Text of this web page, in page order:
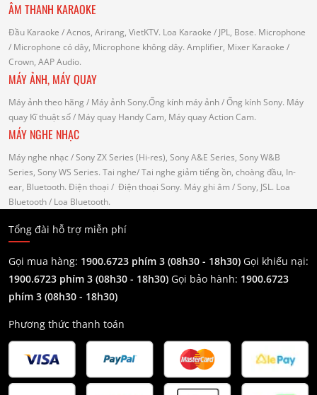
ÂM THANH KARAOKE
Đầu Karaoke / Acnos, Arirang, VietKTV. Loa Karaoke / JPL, Bose. Microphone
/ Microphone có dây, Microphone không dây. Amplifier, Mixer Karaoke /
Crown, AAP Audio.
MÁY ẢNH, MÁY QUAY
Máy ảnh theo hãng / Máy ảnh Sony.Ống kính máy ảnh / Ống kính Sony. Máy
quay Kĩ thuật số/ Máy quay Handy Cam, Máy quay Action Cam.
MÁY NGHE NHẠC
Máy nghe nhạc / Sony ZX Series (Hi-res), Sony A&E Series, Sony W&B
Series, Sony WS Series. Tai nghe/ Tai nghe giảm tiếng ồn, choàng đầu, In-
ear, Bluetooth. Điện thoại / Điện thoại Sony. Máy ghi âm / Sony, JSL. Loa
Bluetooth/ Loa Bluetooth.
Tổng đài hỗ trợ miễn phí
Gọi mua hàng: 1900.6723 phím 3 (08h30 - 18h30) Gọi khiếu nại:
1900.6723 phím 3 (08h30 - 18h30) Gọi bảo hành: 1900.6723
phím 3 (08h30 - 18h30)
Phương thức thanh toán